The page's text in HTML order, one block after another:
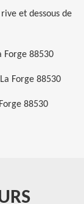
et dessous de
Forge 88530
Forge 88530
88530